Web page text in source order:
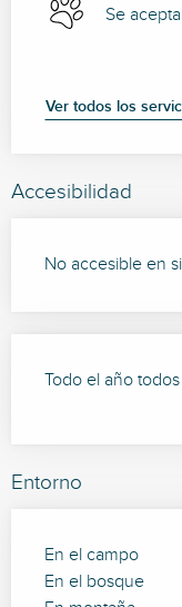
Se
Ver todos los
Accesibilidad
No accesible en
Todo el año
Entorno
En el campo
En el bosque